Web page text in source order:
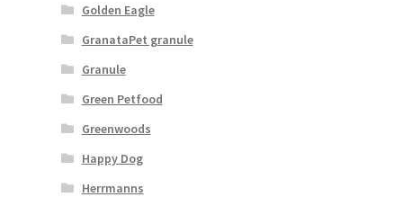
Golden Eagle
GranataPet granule
Granule
Green Petfood
Greenwoods
Happy Dog
Herrmanns